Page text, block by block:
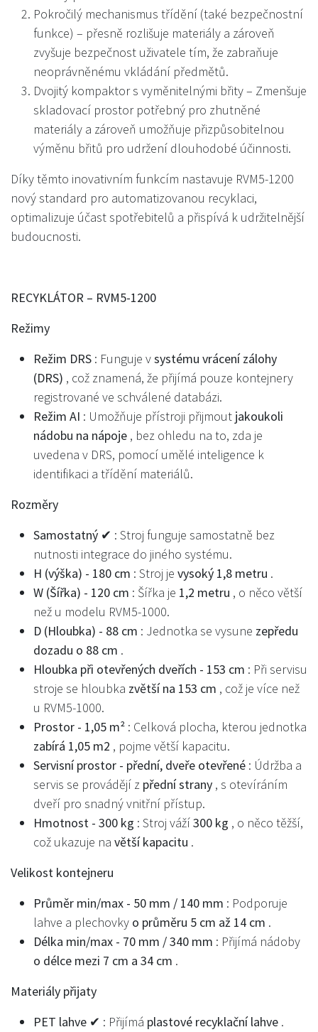
Pokročilý mechanismus třídění (také bezpečnostní
funkce) – přesně rozlišuje materiály a zároveň
zvyšuje bezpečnost uživatele tím, že zabraňuje
neoprávněnému vkládání předmětů.
Dvojitý kompaktor s vyměnitelnými břity – Zmenšuje
skladovací prostor potřebný pro zhutněné
materiály a zároveň umožňuje přizpůsobitelnou
výměnu břitů pro udržení dlouhodobé účinnosti.
Díky těmto inovativním funkcím nastavuje RVM5-1200
nový standard pro automatizovanou recyklaci,
optimalizuje účast spotřebitelů a přispívá k udržitelnější
budoucnosti.
RECYKLÁTOR – RVM5-1200
Režimy
Režim DRS : Funguje vsystému vrácení zálohy
(DRS) , což znamená, že přijímá pouze kontejnery
registrované ve schválené databázi.
Režim AI : Umožňuje přístroji přijmout jakoukoli
nádobu na nápoje , bez ohledu na to, zda je
uvedena v DRS, pomocí umělé inteligence k
identifikaci a třídění materiálů.
Rozměry
Samostatný ✔ : Stroj funguje samostatně bez
nutnosti integrace do jiného systému.
H (výška) - 180 cm : Stroj je vysoký 1,8 metru .
W (Šířka) - 120 cm : Šířka je 1,2 metru , o něco větší
než u modelu RVM5-1000.
D (Hloubka) - 88 cm : Jednotka se vysune zepředu
dozadu o 88 cm .
Hloubka při otevřených dveřích - 153 cm : Při servisu
stroje se hloubka zvětší na 153 cm , což je více než
u RVM5-1000.
Prostor - 1,05 m² : Celková plocha, kterou jednotka
zabírá 1,05 m2 , pojme větší kapacitu.
Servisní prostor - přední, dveře otevřené : Údržba a
servis se provádějí z přední strany , s otevíráním
dveří pro snadný vnitřní přístup.
Hmotnost - 300 kg : Stroj váží300 kg , o něco těžší,
což ukazuje na větší kapacitu .
Velikost kontejneru
Průměr min/max - 50 mm / 140 mm : Podporuje
lahve a plechovky o průměru 5 cm až 14 cm .
Délka min/max - 70 mm / 340 mm : Přijímá nádoby
o délce mezi 7 cm a 34 cm .
Materiály přijaty
PET lahve ✔ : Přijímá plastové recyklační lahve .